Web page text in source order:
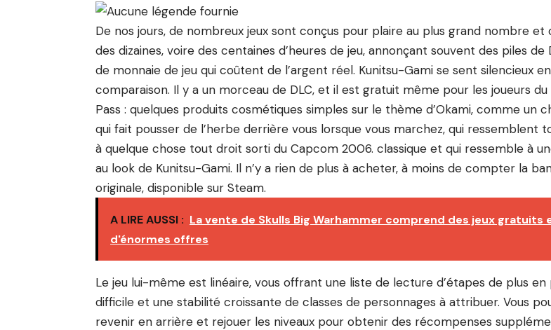
De nos jours, de nombreux jeux sont conçus pour plaire au plus grand nombre et
des dizaines, voire des centaines d’heures de jeu, annonçant souvent des piles de
de monnaie de jeu qui coûtent de l’argent réel. Kunitsu-Gami se sent silencieux en
comparaison. Il y a un morceau de DLC, et il est gratuit même pour les joueurs du
Pass : quelques produits cosmétiques simples sur le thème d’Okami, comme un
qui fait pousser de l’herbe derrière vous lorsque vous marchez, qui ressemblent
à quelque chose tout droit sorti du Capcom 2006. classique et qui ressemble à
au look de Kunitsu-Gami. Il n’y a rien de plus à acheter, à moins de compter la
originale, disponible sur Steam.
A LIRE AUSSI : La vente de Skulls Big Warhammer comprend des jeux gratuits
d'énormes offres
Le jeu lui-même est linéaire, vous offrant une liste de lecture d’étapes de plus en
difficile et une stabilité croissante de classes de personnages à attribuer. Vous
revenir en arrière et rejouer les niveaux pour obtenir des récompenses